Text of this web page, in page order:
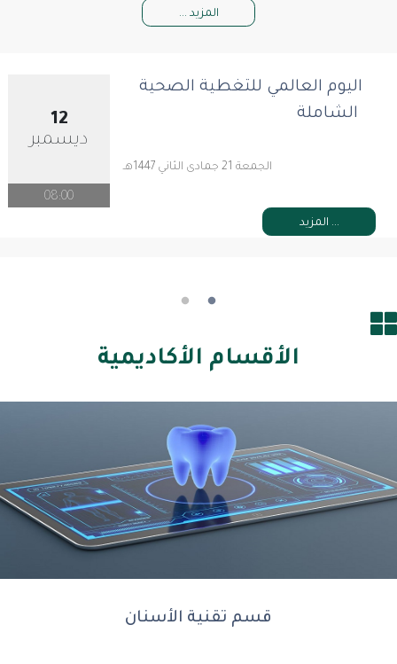
المزيد ...
12
ديسمبر
08:00
اليوم العالمي للتغطية الصحية
الجمعة 21 جمادى الثاني 1447هـ
الأقسام الأكاديمية
قسم تقنية الأسنان